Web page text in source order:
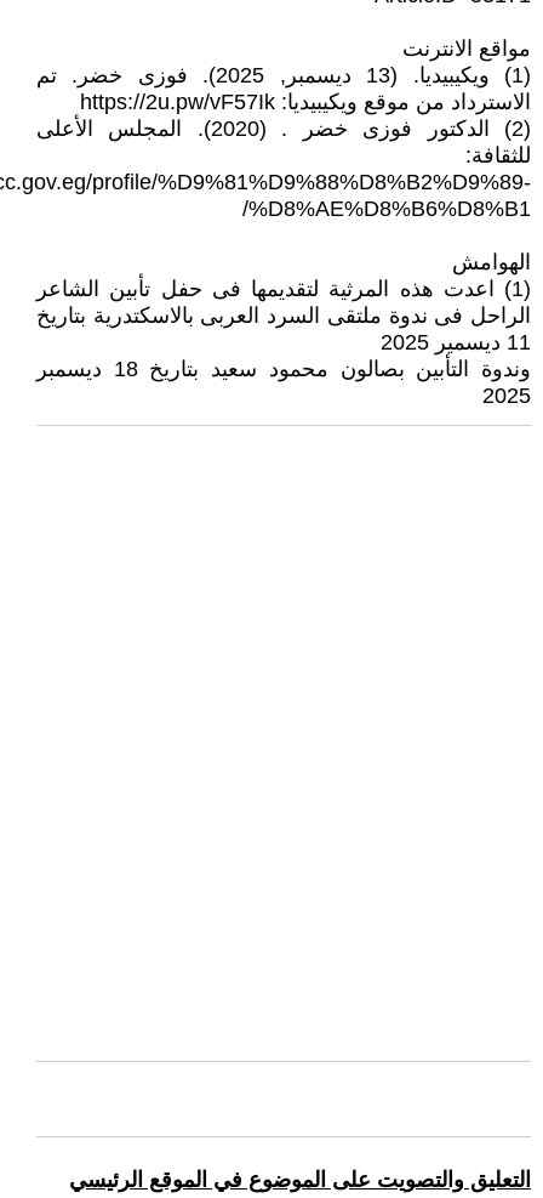
مواقع الانترنت
(1) ويكيبيديا. (13 ديسمبر, 2025). فوزى خضر. تم
الاسترداد من موقع ويكيبيديا: https://2u.pw/vF57Ik
(2) الدكتور فوزى خضر . (2020). المجلس الأعلى
للثقافة:
profile/%D9%81%D9%88%D8%B2%D9%89-
%D8%AE%D8%B6%D8%B1/
الهوامش
(1) اعدت هذه المرثية لتقديمها فى حفل تأبين الشاعر
الراحل فى ندوة ملتقى السرد العربى بالاسكتدرية بتاريخ
11 ديسمير 2025
وندوة التأبين بصالون محمود سعيد بتاريخ 18 ديسمبر
2025
التعليق والتصويت على الموضوع في الموقع الرئيسي